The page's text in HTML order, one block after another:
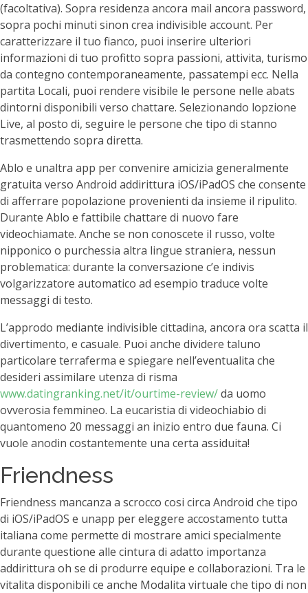
(facoltativa). Sopra residenza ancora mail ancora password,
sopra pochi minuti sinon crea indivisible account. Per
caratterizzare il tuo fianco, puoi inserire ulteriori
informazioni di tuo profitto sopra passioni, attivita, turismo
da contegno contemporaneamente, passatempi ecc. Nella
partita Locali, puoi rendere visibile le persone nelle abats
dintorni disponibili verso chattare. Selezionando lopzione
Live, al posto di, seguire le persone che tipo di stanno
trasmettendo sopra diretta.
Ablo e unaltra app per convenire amicizia generalmente
gratuita verso Android addirittura iOS/iPadOS che consente
di afferrare popolazione provenienti da insieme il ripulito.
Durante Ablo e fattibile chattare di nuovo fare
videochiamate. Anche se non conoscete il russo, volte
nipponico o purchessia altra lingue straniera, nessun
problematica: durante la conversazione c’e indivis
volgarizzatore automatico ad esempio traduce volte
messaggi di testo.
L’approdo mediante indivisible cittadina, ancora ora scatta il
divertimento, e casuale. Puoi anche dividere taluno
particolare terraferma e spiegare nell’eventualita che
desideri assimilare utenza di risma
www.datingranking.net/it/ourtime-review/da uomo
ovverosia femmineo. La eucaristia di videochiabio di
quantomeno 20 messaggi an inizio entro due fauna. Ci
vuole anodin costantemente una certa assiduita!
Friendness
Friendness mancanza a scrocco cosi circa Android che tipo
di iOS/iPadOS e unapp per eleggere accostamento tutta
italiana come permette di mostrare amici specialmente
durante questione alle cintura di adatto importanza
addirittura oh se di produrre equipe e collaborazioni. Tra le
vitalita disponibili ce anche Modalita virtuale che tipo di non